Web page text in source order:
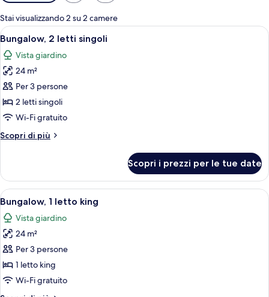
per
le
camere
Stai visualizzando 2 su 2 camere
Apri
tutte
le
foto
per
Bungalow,
2
singoli
Bungalow, 2 letti singoli | Una
7
Bungalow, 2 letti singoli
Vista giardino
24 m²
Per 3 persone
2 letti singoli
Wi-Fi gratuito
Scopri di più
Altri
2
letti
singoli
Scopri i prezzi per le tue date
Apri
tutte
le
foto
per
Bungalow,
1
Bungalow, 1 letto king | Una
6
Bungalow, 1 letto king
Vista giardino
24 m²
Per 3 persone
1 letto king
Wi-Fi gratuito